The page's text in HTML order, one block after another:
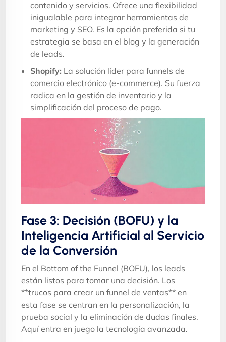
contenido y servicios. Ofrece una flexibilidad
inigualable para integrar herramientas de
marketing y SEO. Es la opción preferida si tu
estrategia se basa en el blog y la generación
de leads.
Shopify: La solución líder para funnels de
comercio electrónico (e-commerce). Su fuerza
radica en la gestión de inventario y la
simplificación del proceso de pago.
Fase 3: Decisión (BOFU) y la
Inteligencia Artificial al Servicio
de la Conversión
En el Bottom of the Funnel (BOFU), los leads
están listos para tomar una decisión. Los
**trucos para crear un funnel de ventas** en
esta fase se centran en la personalización, la
prueba social y la eliminación de dudas finales.
Aquí entra en juego la tecnología avanzada.